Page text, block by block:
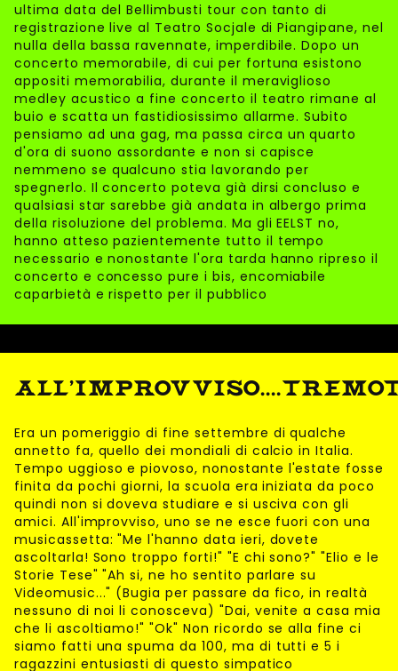
ultima data del Bellimbusti tour con tanto di
registrazione live al Teatro Socjale di Piangipane, nel
nulla della bassa ravennate, imperdibile. Dopo un
concerto memorabile, di cui per fortuna esistono
appositi memorabilia, durante il meraviglioso
medley acustico a fine concerto il teatro rimane al
buio e scatta un fastidiosissimo allarme. Subito
pensiamo ad una gag, ma passa circa un quarto
d'ora di suono assordante e non si capisce
nemmeno se qualcuno stia lavorando per
spegnerlo. Il concerto poteva già dirsi concluso e
qualsiasi star sarebbe già andata in albergo prima
della risoluzione del problema. Ma gli EELST no,
hanno atteso pazientemente tutto il tempo
necessario e nonostante l'ora tarda hanno ripreso il
concerto e concesso pure i bis, encomiabile
caparbietà e rispetto per il pubblico
Era un pomeriggio di fine settembre di qualche
annetto fa, quello dei mondiali di calcio in Italia.
Tempo uggioso e piovoso, nonostante l'estate fosse
finita da pochi giorni, la scuola era iniziata da poco
quindi non si doveva studiare e si usciva con gli
amici. All'improvviso, uno se ne esce fuori con una
musicassetta: "Me l'hanno data ieri, dovete
ascoltarla! Sono troppo forti!" "E chi sono?" "Elio e le
Storie Tese" "Ah si, ne ho sentito parlare su
Videomusic..." (Bugia per passare da fico, in realtà
nessuno di noi li conosceva) "Dai, venite a casa mia
che li ascoltiamo!" "Ok" Non ricordo se alla fine ci
siamo fatti una spuma da 100, ma di tutti e 5 i
ragazzini entusiasti di questo simpatico